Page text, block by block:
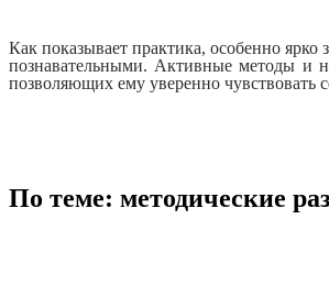
Как показывает практика, особенно
познавательными. Активные методы и
позволяющих ему уверенно чувствовать
По теме: методические